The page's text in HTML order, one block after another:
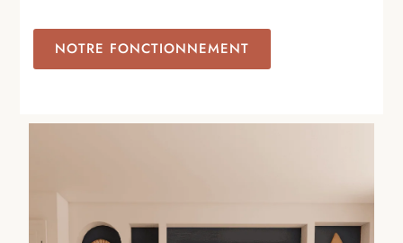
NOTRE FONCTIONNEMENT